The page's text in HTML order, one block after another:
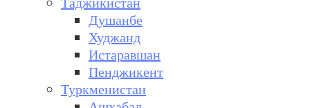
Душанбе
Худжанд
Истаравшан
Пенджикент
Туркменистан